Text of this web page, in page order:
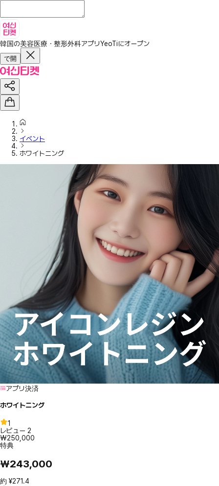
韓国の美容医療・整形外科アプリYeoTiにオープン
で開
イベント
ホワイトニング
アプリ決済
ホワイトニング
1
レビュー 2
₩250,000
特典
₩243,000
約 ¥271.4